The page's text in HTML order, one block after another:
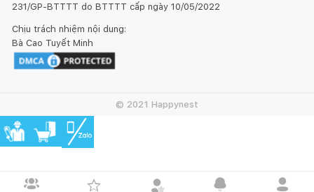
231/GP-BTTTT do BTTTT cấp ngày 10/05/2022
Chịu trách nhiệm nội dung:
Bà Cao Tuyết Minh
© 2021 Happynest